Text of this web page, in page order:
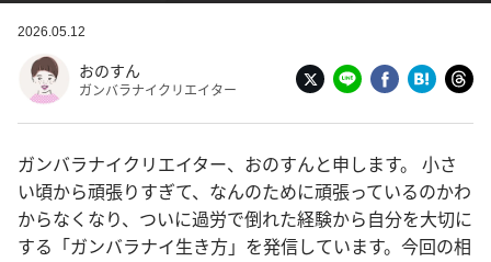
2026.05.12
おのすん
ガンバラナイクリエイター
ガンバラナイクリエイター、おのすんと申します。 小さ
い頃から頑張りすぎて、なんのために頑張っているのかわ
からなくなり、ついに過労で倒れた経験から自分を大切に
する「ガンバラナイ生き方」を発信しています。今回の相